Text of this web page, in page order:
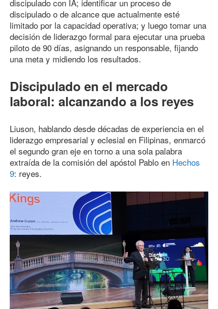
discipulado con IA; identificar un proceso de
discipulado o de alcance que actualmente esté
limitado por la capacidad operativa; y luego tomar una
decisión de liderazgo formal para ejecutar una prueba
piloto de 90 días, asignando un responsable, fijando
una meta y midiendo los resultados.
Discipulado en el mercado
laboral: alcanzando a los reyes
Liuson, hablando desde décadas de experiencia en el
liderazgo empresarial y eclesial en Filipinas, enmarcó
el segundo gran eje en torno a una sola palabra
extraída de la comisión del apóstol Pablo en Hechos
9: reyes.